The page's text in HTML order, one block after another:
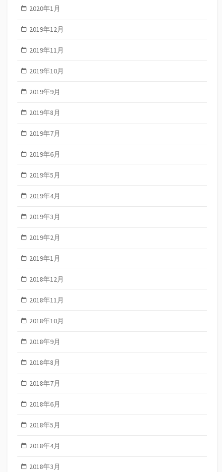
2020年1月
2019年12月
2019年11月
2019年10月
2019年9月
2019年8月
2019年7月
2019年6月
2019年5月
2019年4月
2019年3月
2019年2月
2019年1月
2018年12月
2018年11月
2018年10月
2018年9月
2018年8月
2018年7月
2018年6月
2018年5月
2018年4月
2018年3月